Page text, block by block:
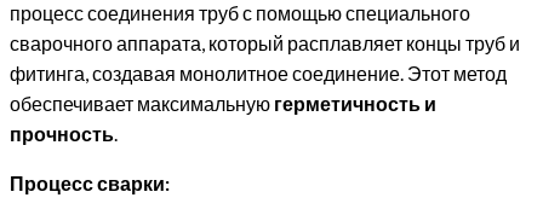
процесс соединения труб с помощью специального
сварочного аппарата, который расплавляет концы труб и
фитинга, создавая монолитное соединение. Этот метод
обеспечивает максимальную герметичность и
прочность.
Процесс сварки: